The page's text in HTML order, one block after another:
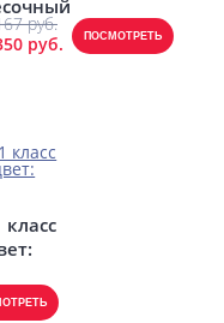
руб.
руб.
ПОСМОТРЕТЬ